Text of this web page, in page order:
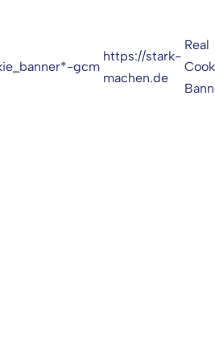
gcm
https://stark-
machen.de
Real